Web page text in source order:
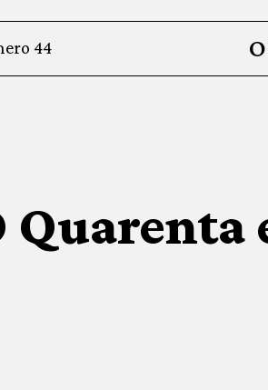
44
Quarenta